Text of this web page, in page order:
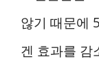
않기 때문에
겐 효과를 감